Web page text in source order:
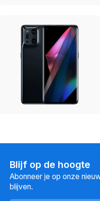
Blijf op de hoogte
Abonneer je op onze
blijven.